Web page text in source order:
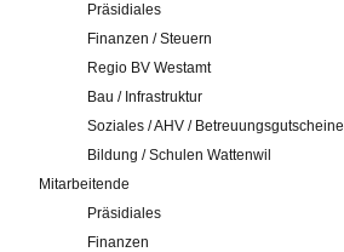
Präsidiales
Finanzen / Steuern
Regio BV Westamt
Bau / Infrastruktur
Soziales / AHV / Betreuungsgutscheine
Bildung / Schulen Wattenwil
Mitarbeitende
Präsidiales
Finanzen